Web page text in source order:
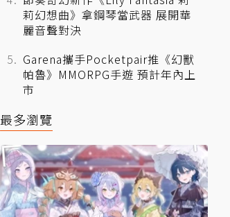
莉幻想曲》拿鋼琴當武器 展開華
麗音聲對決
Garena攜手Pocketpair推《幻獸
帕魯》MMORPG手遊 預計年內上
市
最多瀏覽